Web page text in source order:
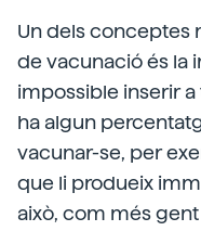
Un dels conceptes
de vacunació és la
impossible inserir
ha algun
vacunar-se, per
que li produeix
això, com més